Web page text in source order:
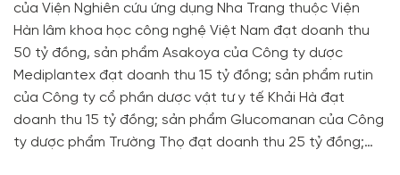
của Viện Nghiên cứu ứng dụng Nha Trang thuộc Viện
Hàn lâm khoa học công nghệ Việt Nam đạt doanh thu
50 tỷ đồng, sản phẩm Asakoya của Công ty dược
Mediplantex đạt doanh thu 15 tỷ đồng; sản phẩm rutin
của Công ty cổ phần dược vật tư y tế Khải Hà đạt
doanh thu 15 tỷ đồng; sản phẩm Glucomanan của Công
ty dược phẩm Trường Thọ đạt doanh thu 25 tỷ đồng;…